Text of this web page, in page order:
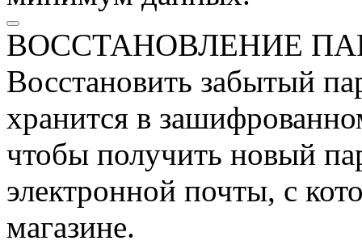
ВОССТАНОВЛЕНИЕ
Восстановить забытый
хранится в
чтобы получить новый
электронной почты, с
магазине.